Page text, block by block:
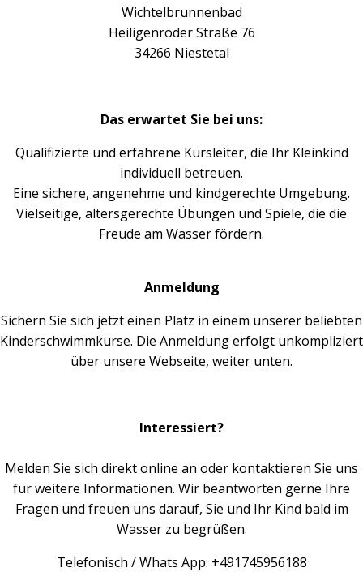
Wichtelbrunnenbad
Heiligenröder Straße 76
34266 Niestetal
Das erwartet Sie bei uns:
Qualifizierte und erfahrene Kursleiter, die Ihr Kleinkind
individuell betreuen.
Eine sichere, angenehme und kindgerechte Umgebung.
Vielseitige, altersgerechte Übungen und Spiele, die die
Freude am Wasser fördern.
Anmeldung
Sichern Sie sich jetzt einen Platz in einem unserer beliebten
Kinderschwimmkurse. Die Anmeldung erfolgt unkompliziert
über unsere Webseite, weiter unten.
Interessiert?
Melden Sie sich direkt online an oder kontaktieren Sie uns
für weitere Informationen. Wir beantworten gerne Ihre
Fragen und freuen uns darauf, Sie und Ihr Kind bald im
Wasser zu begrüßen.
Telefonisch / Whats App: +491745956188